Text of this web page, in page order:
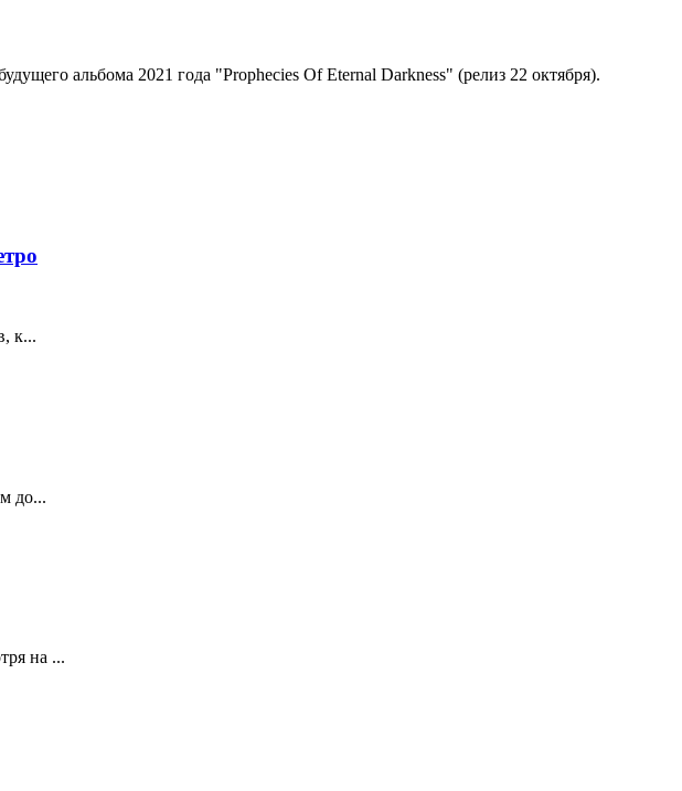
альбома 2021 года "Prophecies Of Eternal Darkness" (релиз 22 октября).
к...
до...
на ...